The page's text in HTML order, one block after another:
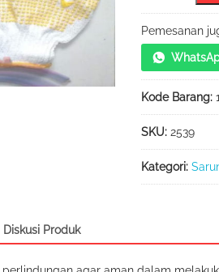
Tangan
Benang
Motif
Bintik
Merk
Matahari
Pemesanan
Kode Barang:
SKU: 2539
Kategori:
Diskusi Produk